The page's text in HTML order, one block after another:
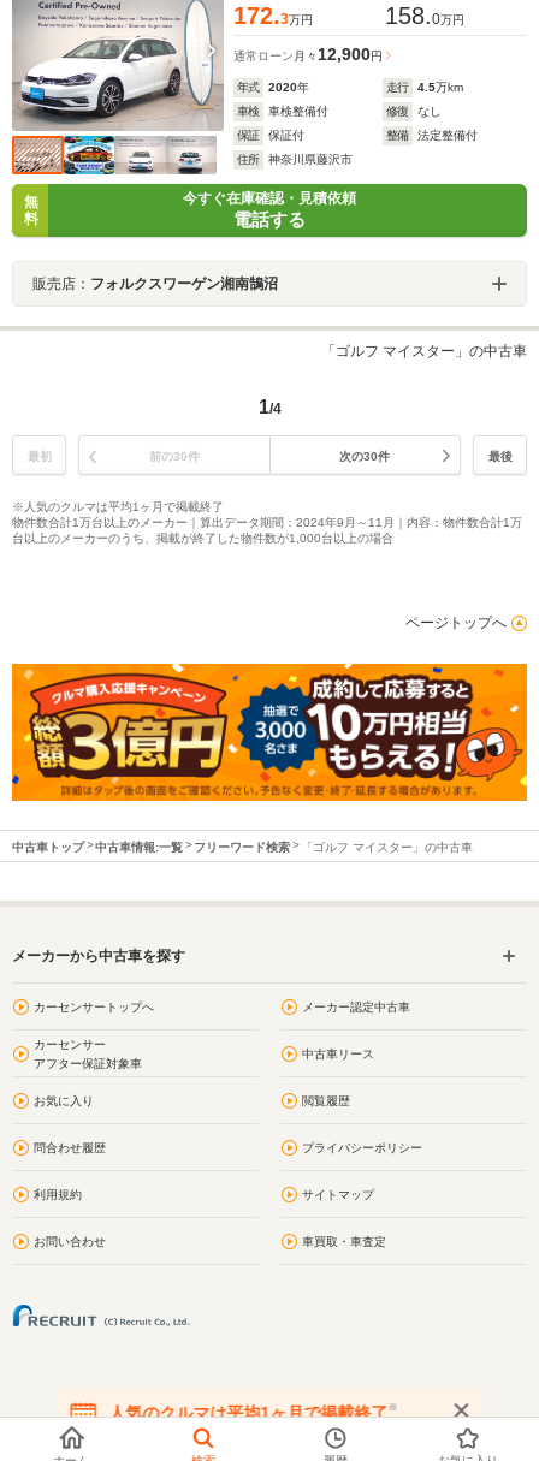
172.3万円 158.0万円
通常ローン 月々 12,900円
年式 2020年 走行 4.5万km
車検
車検整備付 修復
なし
保証
保証付 整備
法定整備付
住所
神奈川県藤沢市
無
料
今すぐ在庫確認・見積依頼
電話する
販売店： フォルクスワーゲン湘南鵠沼
「ゴルフ マイスター」の中古車
1/4
最初 前の30件 次の30件 最後
※人気のクルマは平均1ヶ月で掲載終了
物件数合計1万台以上のメーカー｜算出データ期間：2024年9月～11月｜内容：物件数合計1万
台以上のメーカーのうち、掲載が終了した物件数が1,000台以上の場合
ページトップへ
中古車トップ 中古車情報:一覧 フリーワード検索 「ゴルフ マイスター」の中古車
メーカーから中古車を探す
カーセンサートップへ メーカー認定中古車
カーセンサー
アフター保証対象車
中古車リース
お気に入り 閲覧履歴
問合わせ履歴 プライバシーポリシー
利用規約 サイトマップ
お問い合わせ 車買取・車査定
人気のクルマは平均1ヶ月で掲載終了※
在庫が無くなる前にお問い合わせください